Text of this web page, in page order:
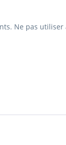
Ne pas